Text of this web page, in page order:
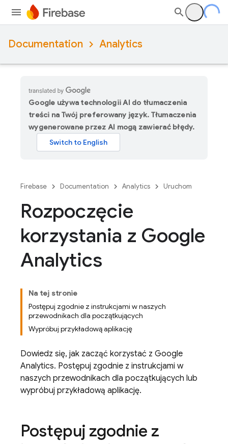
Documentation Analytics
Google używa technologii AI do tłumaczenia
treści na Twój preferowany język. Tłumaczenia
wygenerowane przez AI mogą zawierać błędy.
Firebase Documentation Analytics Uruchom
Rozpoczęcie
korzystania z Google
Analytics
Na tej stronie
Postępuj zgodnie z instrukcjami w naszych
przewodnikach dla początkujących
Wypróbuj przykładową aplikację
Dowiedz się, jak zacząć korzystać z Google
Analytics. Postępuj zgodnie z instrukcjami w
naszych przewodnikach dla początkujących lub
wypróbuj przykładową aplikację.
Postępuj zgodnie z